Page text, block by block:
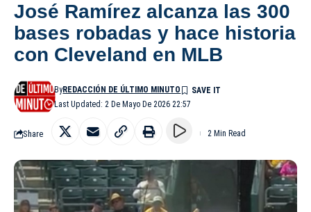
José Ramírez alcanza las 300
bases robadas y hace historia
con Cleveland en MLB
Last Updated: 2 De Mayo De 2026 22:57
ByREDACCIÓN DE ÚLTIMO MINUTO
Share 2 Min Read